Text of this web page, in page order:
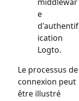
e
d'authentif
ication
Logto.
Le processus de
connexion peut
être illustré